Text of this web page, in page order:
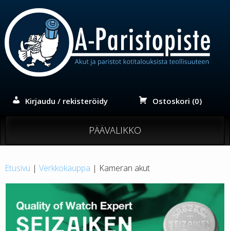
sisältöön
Kirjaudu / rekisteröidy Ostoskori (0)
PÄÄVALIKKO
Etusivu | Verkkokauppa | Kameran akut